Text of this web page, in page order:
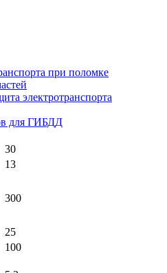
при поломке
электротранспорта
для ГИБДД
30
13
300
25
100